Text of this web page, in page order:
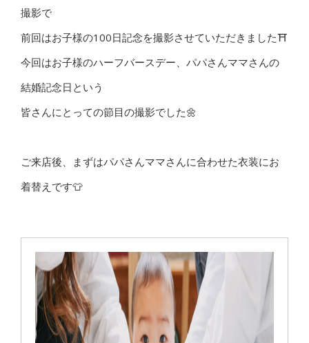
撮影で
前回はお子様の100日記念を撮影させていただきました⛩
今回はお子様のハーフバースデー、パパさんママさんの
結婚記念日という
皆さんにとっての節目の撮影でした🌼
ご来店後、まずはパパさんママさんに合わせた衣装にお
着替えです👕